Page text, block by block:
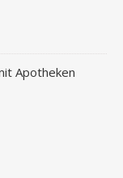
Apotheken